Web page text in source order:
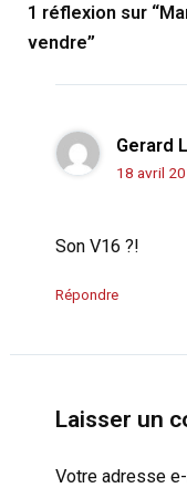
1 réflexion sur
vendre”
Gerard
18 avril
Son V16 ?!
Répondre
Laisser un
Votre adresse